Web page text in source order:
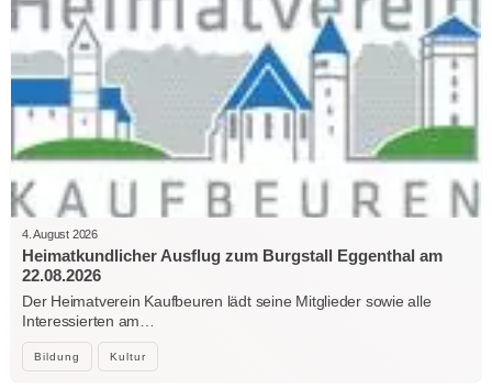
Bildung Kultur
4. August 2026
Heimatkundlicher Ausflug zum Burgstall Eggenthal am
22.08.2026
Der Heimatverein Kaufbeuren lädt seine Mitglieder sowie alle
Interessierten am…